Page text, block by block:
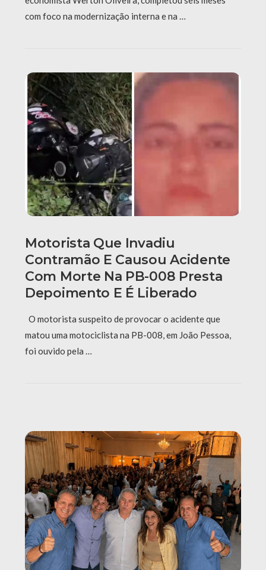
com foco na modernização interna e na …
Motorista Que Invadiu
Contramão E Causou Acidente
Com Morte Na PB-008 Presta
Depoimento E É Liberado
O motorista suspeito de provocar o acidente que
matou uma motociclista na PB-008, em João Pessoa,
foi ouvido pela …